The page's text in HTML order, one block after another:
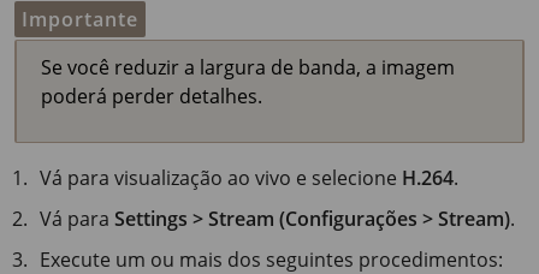
Importante
Se você reduzir a largura de banda, a imagem
poderá perder detalhes.
Vá para visualização ao vivo e selecione H.264.
Vá paraSettings > Stream (Configurações > Stream).
Execute um ou mais dos seguintes procedimentos: